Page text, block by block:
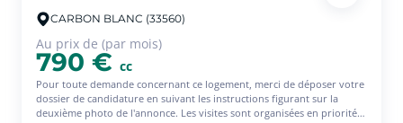
CARBON BLANC (33560)
Au prix de (par mois)
790 € cc
Pour toute demande concernant ce logement, merci de déposer votre
dossier de candidature en suivant les instructions figurant sur la
deuxième photo de l'annonce. Les visites sont organisées en priorité